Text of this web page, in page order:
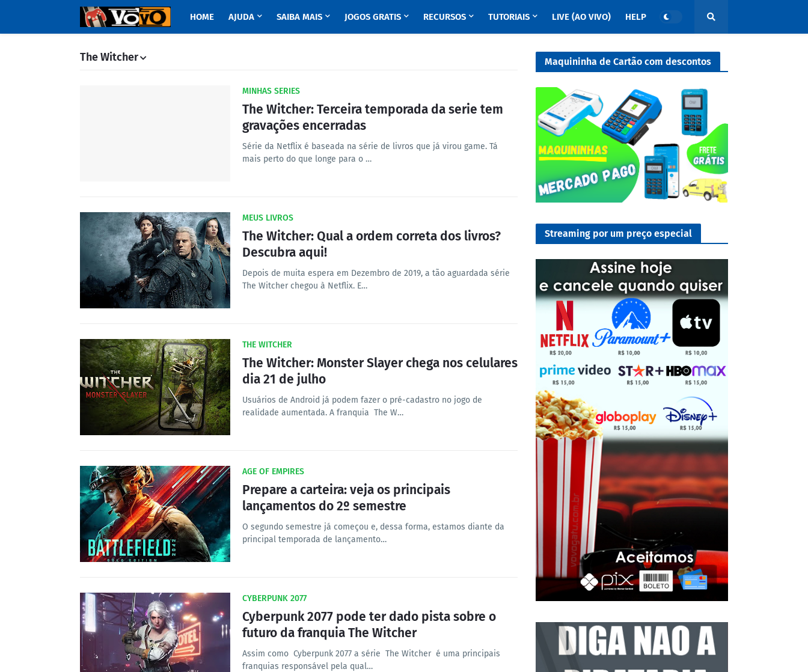
HOME AJUDA SAIBA MAIS JOGOS GRATIS RECURSOS TUTORIAIS LIVE (AO VIVO) HELP
The Witcher
MINHAS SERIES
The Witcher: Terceira temporada da serie tem
gravações encerradas
Série da Netflix é baseada na série de livros que já virou game. Tá
mais perto do que longe para o …
MEUS LIVROS
The Witcher: Qual a ordem correta dos livros?
Descubra aqui!
Depois de muita espera em Dezembro de 2019, a tão aguardada série
The Witcher chegou à Netflix. E…
THE WITCHER
The Witcher: Monster Slayer chega nos celulares
dia 21 de julho
Usuários de Android já podem fazer o pré-cadastro no jogo de
realidade aumentada. A franquia The W…
AGE OF EMPIRES
Prepare a carteira: veja os principais
lançamentos do 2º semestre
O segundo semestre já começou e, dessa forma, estamos diante da
principal temporada de lançamento…
CYBERPUNK 2077
Cyberpunk 2077 pode ter dado pista sobre o
futuro da franquia The Witcher
Assim como Cyberpunk 2077 a série The Witcher é uma principais
franquias responsável pela qual…
Maquininha de Cartão com descontos
Streaming por um preço especial